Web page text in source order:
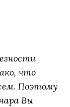
что
Поэтому
Вы